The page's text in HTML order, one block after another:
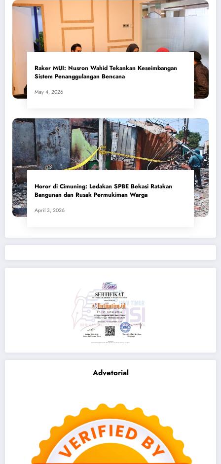
​Raker MUI: Nusron Wahid Tekankan Keseimbangan
Sistem Penanggulangan Bencana
May 4, 2026
Horor di Cimuning: Ledakan SPBE Bekasi Ratakan
Bangunan dan Rusak Permukiman Warga
April 3, 2026
Advetorial